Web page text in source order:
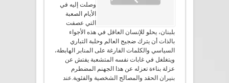
وصلت إليه في
الأيام الصعبة
التي عصفت
بلبنان، يحلو للإنسان العاقل في هذه الأجواء
بالذات أن يترك ضجيج العالم وحلبة التباري
السياسي والكلمات الفارغة على المنابر الهابطة،
ويتغلغل في غابات نفسه المتشعبة يفتش عن
عزلة بناءة تعزله عن هذا الجهنم المضطرم
بنيران الحقد والمصالح الشخصية والفئوية.عند